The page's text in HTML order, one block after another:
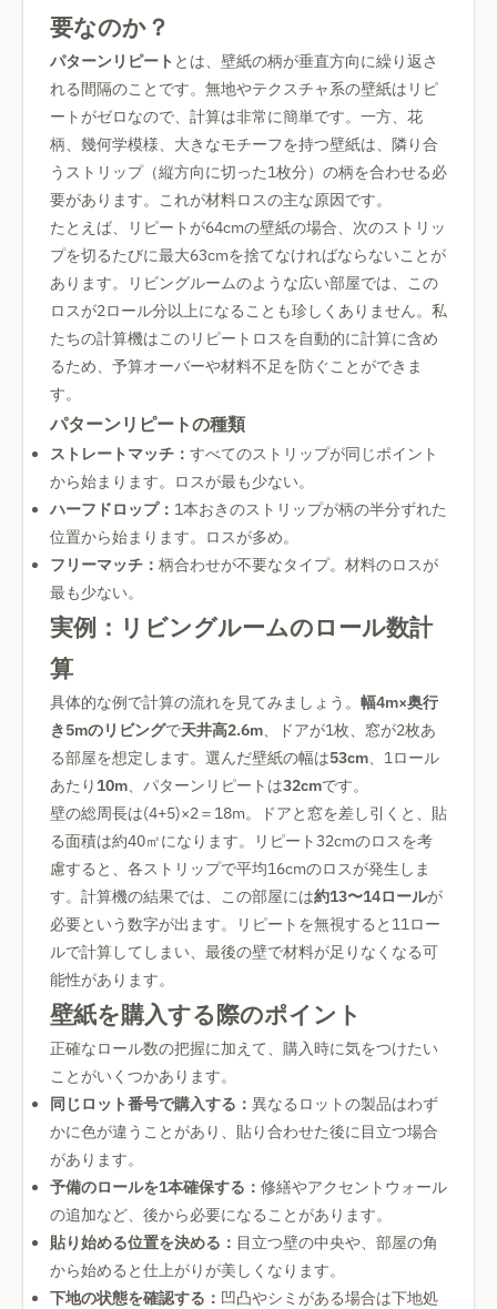
要なのか？
パターンリピート とは、壁紙の柄が垂直方向に繰り返さ
れる間隔のことです。無地やテクスチャ系の壁紙はリピ
ートがゼロなので、計算は非常に簡単です。一方、花
柄、幾何学模様、大きなモチーフを持つ壁紙は、隣り合
うストリップ（縦方向に切った1枚分）の柄を合わせる必
要があります。これが材料ロスの主な原因です。
たとえば、リピートが64cmの壁紙の場合、次のストリッ
プを切るたびに最大63cmを捨てなければならないことが
あります。リビングルームのような広い部屋では、この
ロスが2ロール分以上になることも珍しくありません。私
たちの計算機はこのリピートロスを自動的に計算に含め
るため、予算オーバーや材料不足を防ぐことができま
す。
パターンリピートの種類
ストレートマッチ： すべてのストリップが同じポイント
から始まります。ロスが最も少ない。
ハーフドロップ： 1本おきのストリップが柄の半分ずれた
位置から始まります。ロスが多め。
フリーマッチ： 柄合わせが不要なタイプ。材料のロスが
最も少ない。
実例：リビングルームのロール数計
算
具体的な例で計算の流れを見てみましょう。 幅4m×奥行
き5mのリビングで天井高2.6m、ドアが1枚、窓が2枚あ
る部屋を想定します。選んだ壁紙の幅は53cm、1ロール
あたり 10m、パターンリピートは32cmです。
壁の総周長は(4+5)×2＝18m。ドアと窓を差し引くと、貼
る面積は約40㎡になります。リピート32cmのロスを考
慮すると、各ストリップで平均16cmのロスが発生しま
す。計算機の結果では、この部屋には約13〜14ロールが
必要という数字が出ます。リピートを無視すると11ロー
ルで計算してしまい、最後の壁で材料が足りなくなる可
能性があります。
壁紙を購入する際のポイント
正確なロール数の把握に加えて、購入時に気をつけたい
ことがいくつかあります。
同じロット番号で購入する： 異なるロットの製品はわず
かに色が違うことがあり、貼り合わせた後に目立つ場合
があります。
予備のロールを1本確保する： 修繕やアクセントウォール
の追加など、後から必要になることがあります。
貼り始める位置を決める： 目立つ壁の中央や、部屋の角
から始めると仕上がりが美しくなります。
下地の状態を確認する： 凹凸やシミがある場合は下地処